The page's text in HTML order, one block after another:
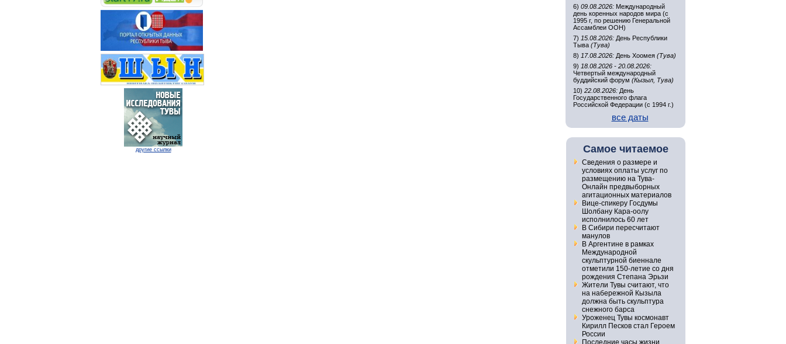
другие ссылки
6) 09.08.2026: Международный
день коренных народов мира (с
1995 г, по решению Генеральной
Ассамблеи ООН)
7) 15.08.2026: День Республики
Тыва (Тува)
8) 17.08.2026: День Хоомея (Тува)
9) 18.08.2026 - 20.08.2026:
Четвертый международный
буддийский форум (Кызыл, Тува)
10) 22.08.2026: День
Государственного флага
Российской Федерации (с 1994 г.)
все даты
Самое читаемое
Сведения о размере и
условиях оплаты услуг по
размещению на Тува-
Онлайн предвыборных
агитационных материалов
Вице-спикеру Госдумы
Шолбану Кара-оолу
исполнилось 60 лет
В Сибири пересчитают
манулов
В Аргентине в рамках
Международной
скульптурной биеннале
отметили 150-летие со дня
рождения Степана Эрьзи
Жители Тувы считают, что
на набережной Кызыла
должна быть скульптура
снежного барса
Уроженец Тувы космонавт
Кирилл Песков стал Героем
России
Последние часы жизни